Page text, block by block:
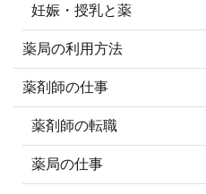
妊娠・授乳と薬
薬局の利用方法
薬剤師の仕事
薬剤師の転職
薬局の仕事